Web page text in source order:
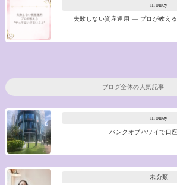
money
失敗しない資産運用 ― プロが教え
ブログ全体の人気記事
money
バンクオブハワイで口
未分類